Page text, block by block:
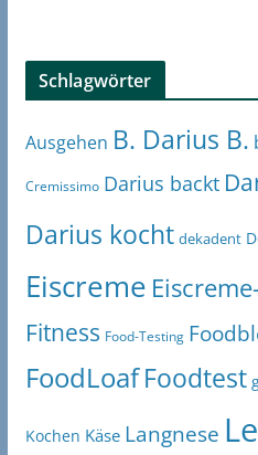
Schlagwörter
Ausgehen B. Darius B.
Cremissimo Darius backt
Darius kocht dekadent
Eiscreme
Fitness Food-Testing
FoodLoaf Foodtest
Kochen Käse Langnese